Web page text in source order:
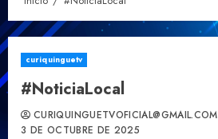
curiquinguetv
#NoticiaLocal
CURIQUINGUETVOFICIAL@GMAIL.COM
3 DE OCTUBRE DE 2025